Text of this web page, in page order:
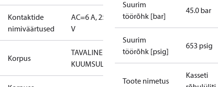
Kontaktide
nimiväärtused
AC=6 A, 250
V
Korpus
TAVALINE
KUUMSULATUS
Suurim
töörõhk [bar]
45.0 bar
Suurim
töörõhk [psig]
653 psig
Toote nimetus
Kasseti